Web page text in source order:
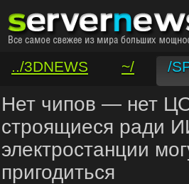
../3DNEWS ~/ /
/VAR/CONTACT
Нет чипов — нет
строящиеся ради
электростанции
пригодиться